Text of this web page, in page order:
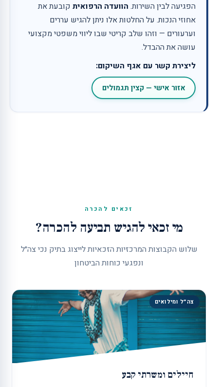
הפגיעה לבין השירות. הוועדה הרפואית קובעת את
אחוזי הנכות. על החלטות אלו ניתן להגיש עררים
וערעורים — וזהו שלב קריטי שבו ליווי משפטי מקצועי
עושה את ההבדל.
ליצירת קשר עם אגף השיקום:
אזור אישי — קצין תגמולים
זכאים להכרה
מי זכאי להגיש תביעה להכרה?
שלוש הקבוצות המרכזיות הזכאיות לייצוג בתיק נכי צה״ל
ונפגעי כוחות הביטחון
צה״ל ומילואים
חיילים ומשרתי קבע